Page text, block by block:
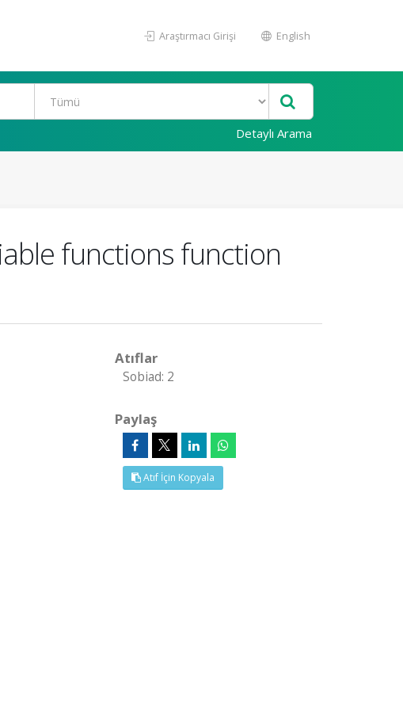
Araştırmacı Girişi English
Detaylı Arama
functions function
Atıflar
Sobiad: 2
Paylaş
Atıf İçin Kopyala